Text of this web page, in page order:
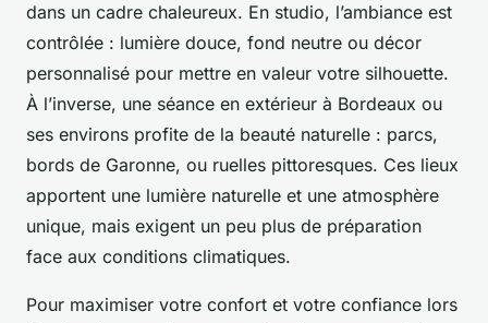
dans un cadre chaleureux. En studio, l’ambiance est
contrôlée : lumière douce, fond neutre ou décor
personnalisé pour mettre en valeur votre silhouette.
À l’inverse, une séance en extérieur à Bordeaux ou
ses environs profite de la beauté naturelle : parcs,
bords de Garonne, ou ruelles pittoresques. Ces lieux
apportent une lumière naturelle et une atmosphère
unique, mais exigent un peu plus de préparation
face aux conditions climatiques.
Pour maximiser votre confort et votre confiance lors